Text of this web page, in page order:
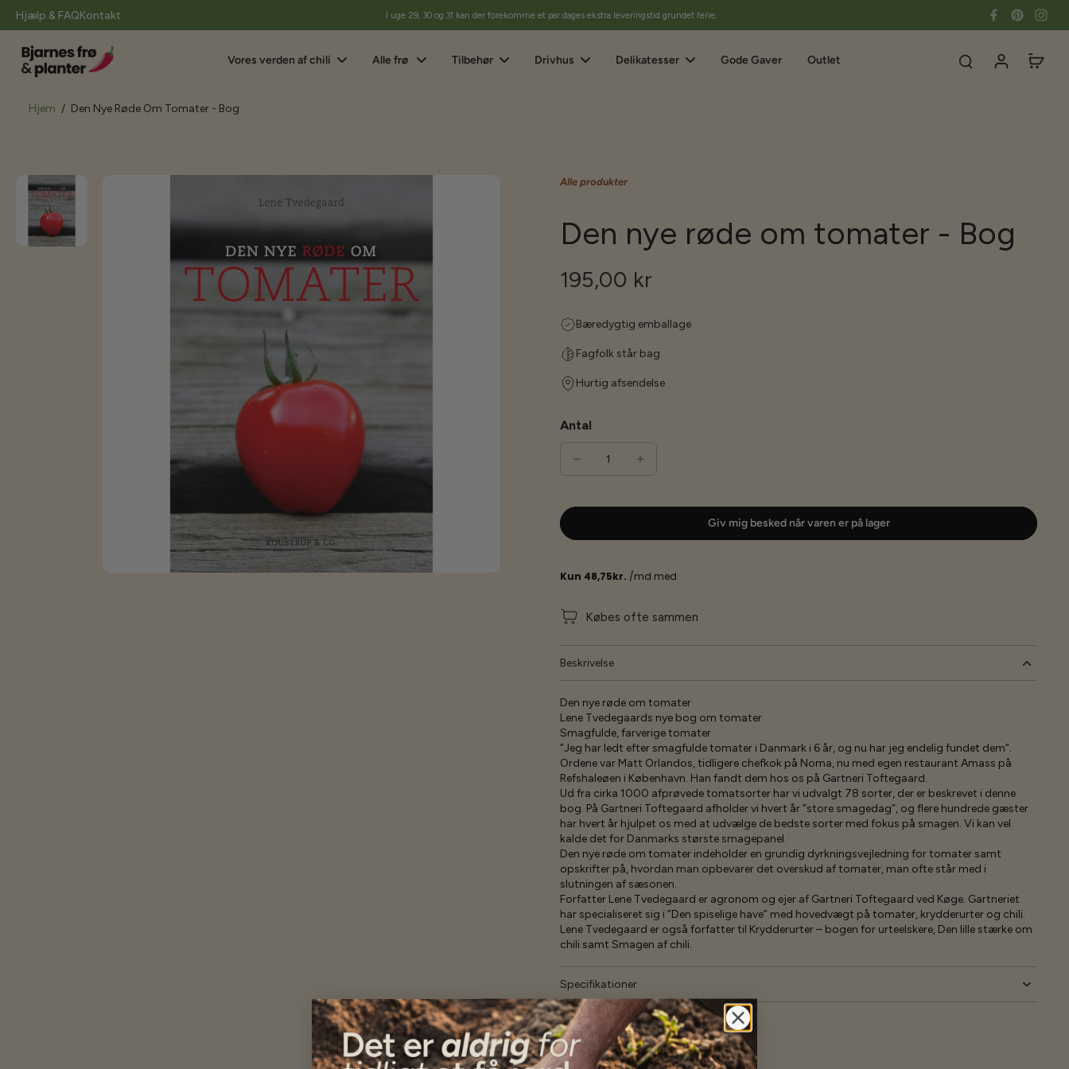
Hjælp & FAQKontakt I uge 29, 30 og 31 kan der forekomme et par dages ekstra leveringstid grundet ferie.
Vores verden af chili Alle frø Tilbehør Drivhus Delikatesser Gode Gaver Outlet
Hjem / Den Nye Røde Om Tomater - Bog
Gå
til
produktoplysninger
Alle produkter
Den nye røde om tomater - Bog
195,00 kr
Bæredygtig emballage
Fagfolk står bag
Hurtig afsendelse
Antal
Giv mig besked når varen er på lager
Købes ofte sammen
Beskrivelse
Den nye røde om tomater
Lene Tvedegaards nye bog om tomater
Smagfulde, farverige tomater
”Jeg har ledt efter smagfulde tomater i Danmark i 6 år, og nu har jeg endelig fundet dem”.
Ordene var Matt Orlandos, tidligere chefkok på Noma, nu med egen restaurant Amass på
Refshaleøen i København. Han fandt dem hos os på Gartneri Toftegaard.
Ud fra cirka 1000 afprøvede tomatsorter har vi udvalgt 78 sorter, der er beskrevet i denne
bog. På Gartneri Toftegaard afholder vi hvert år ”store smagedag”, og flere hundrede gæster
har hvert år hjulpet os med at udvælge de bedste sorter med fokus på smagen. Vi kan vel
kalde det for Danmarks største smagepanel.
Den nye røde om tomater indeholder en grundig dyrkningsvejledning for tomater samt
opskrifter på, hvordan man opbevarer det overskud af tomater, man ofte står med i
slutningen af sæsonen.
Forfatter Lene Tvedegaard er agronom og ejer af Gartneri Toftegaard ved Køge. Gartneriet
har specialiseret sig i ”Den spiselige have” med hovedvægt på tomater, krydderurter og chili.
Lene Tvedegaard er også forfatter til Krydderurter – bogen for urteelskere, Den lille stærke om
chili samt Smagen af chili.
Specifikationer
Se mere af Alle produkter